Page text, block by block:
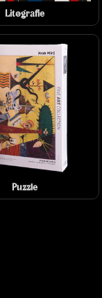
Litografie
Puzzle